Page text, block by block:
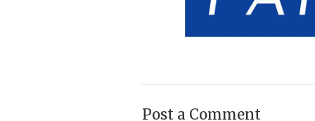
Post a Comment